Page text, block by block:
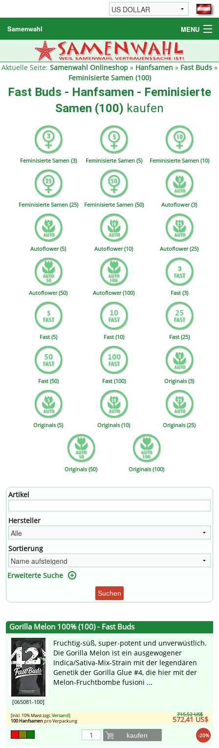
Samenwahl MENU
Hanfsamen
Weitere Produkte
Aktuelle Seite: Samenwahl Onlineshop » Hanfsamen » Fast Buds »
Feminisierte Samen (100)
Fast Buds - Hanfsamen - Feminisierte
Samen (100) kaufen
Feminisierte Samen (3) Feminisierte Samen (5) Feminisierte Samen (10)
Feminisierte Samen (25) Feminisierte Samen (50) Autoflower (3)
Autoflower (5) Autoflower (10) Autoflower (25)
Autoflower (50) Autoflower (100) Fast (3)
Fast (5) Fast (10) Fast (25)
Fast (50) Fast (100) Originals (3)
Originals (5) Originals (10) Originals (25)
Originals (50) Originals (100)
Artikel
Hersteller
Sortierung
Erweiterte Suche
Suchen
Gorilla Melon 100% (100) - Fast Buds
[065081-100]
Fruchtig-süß, super-potent und unverwüstlich.
Die Gorilla Melon ist ein ausgewogener
Indica/Sativa-Mix-Strain mit der legendären
Genetik der Gorilla Glue #4, die hier mit der
Melon-Fruchtbombe fusioni ...
715,52 US$
572,41 US$
[inkl. 10% Mwst zzgl.Versand]
100 Hanfsamenpro Verpackung
-20%
kaufen